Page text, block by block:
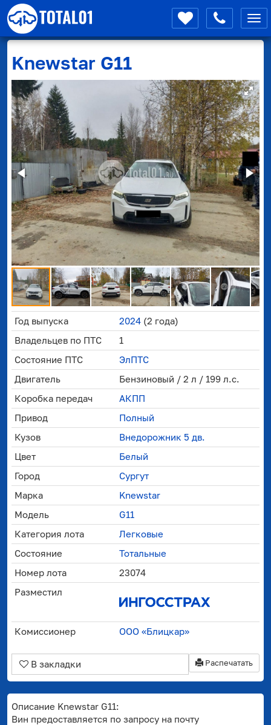
Knewstar G11
Год выпуска 2024 (2 года)
Владельцев по ПТС
1
Состояние ПТС
ЭлПТС
Двигатель
Бензиновый / 2 л / 199 л.с.
Коробка передач
АКПП
Привод
Полный
Кузов
Внедорожник 5 дв.
Цвет
Белый
Город
Сургут
Марка
Knewstar
Модель
G11
Категория лота
Легковые
Состояние
Тотальные
Номер лота
23074
Разместил
Комиссионер ООО «Блицкар»
Распечатать
В закладки
Описание Knewstar G11:
Вин предоставляется по запросу на почту